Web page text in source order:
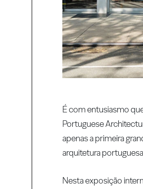
É com entusiasmo
Portuguese
apenas a primeira
arquitetura
Nesta exposição